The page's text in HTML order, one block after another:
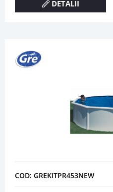
DETALII
COD: GREKITPR453NEW